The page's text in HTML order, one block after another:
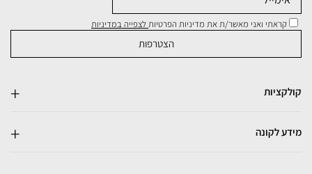
קראתי ואני מאשר/ת את מדיניות הפרטיותלצפייה במדיניות
קולקציות
מידע לקונה